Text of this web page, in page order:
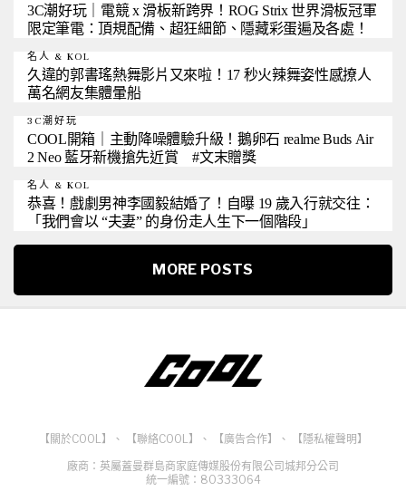
3C潮好玩｜電競 x 滑板新跨界！ROG Strix 世界滑板冠軍
限定筆電：頂規配備、超狂細節、隱藏彩蛋遍及各處！
名人 & KOL
久違的郭書瑤熱舞影片又來啦！17 秒火辣舞姿性感撩人
萬名網友集體暈船
3C潮好玩
COOL開箱｜主動降噪體驗升級！鵝卵石 realme Buds Air
2 Neo 藍牙新機搶先近賞 #文末贈獎
名人 & KOL
恭喜！戲劇男神李國毅結婚了！自曝 19 歲入行就交往：
「我們會以 “夫妻” 的身份走人生下一個階段」
MORE POSTS
【關於COOL】 、 【聯絡COOL】 、 【廣告合作】 、
【隱私權聲明】
廠商：英屬蓋曼群島商家庭傳媒股份有限公司城邦分公司
統一編號：80333064